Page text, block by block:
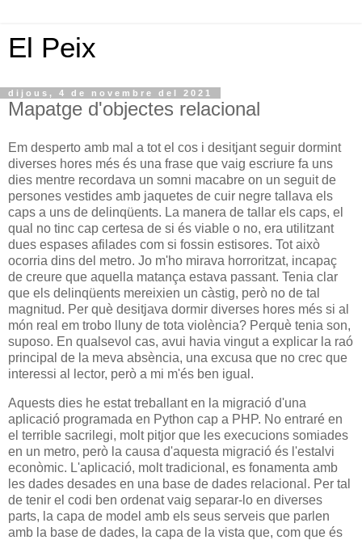
El Peix
dijous, 4 de novembre del 2021
Mapatge d'objectes relacional
Em desperto amb mal a tot el cos i desitjant seguir dormint
diverses hores més és una frase que vaig escriure fa uns
dies mentre recordava un somni macabre on un seguit de
persones vestides amb jaquetes de cuir negre tallava els
caps a uns de delinqüents. La manera de tallar els caps, el
qual no tinc cap certesa de si és viable o no, era utilitzant
dues espases afilades com si fossin estisores. Tot això
ocorria dins del metro. Jo m'ho mirava horroritzat, incapaç
de creure que aquella matança estava passant. Tenia clar
que els delinqüents mereixien un càstig, però no de tal
magnitud. Per què desitjava dormir diverses hores més si al
món real em trobo lluny de tota violència? Perquè tenia son,
suposo. En qualsevol cas, avui havia vingut a explicar la raó
principal de la meva absència, una excusa que no crec que
interessi al lector, però a mi m'és ben igual.
Aquests dies he estat treballant en la migració d'una
aplicació programada en Python cap a PHP. No entraré en
el terrible sacrilegi, molt pitjor que les execucions somiades
en un metro, però la causa d'aquesta migració és l'estalvi
econòmic. L'aplicació, molt tradicional, es fonamenta amb
les dades desades en una base de dades relacional. Per tal
de tenir el codi ben ordenat vaig separar-lo en diverses
parts, la capa de model amb els seus serveis que parlen
amb la base de dades, la capa de la vista que, com que és